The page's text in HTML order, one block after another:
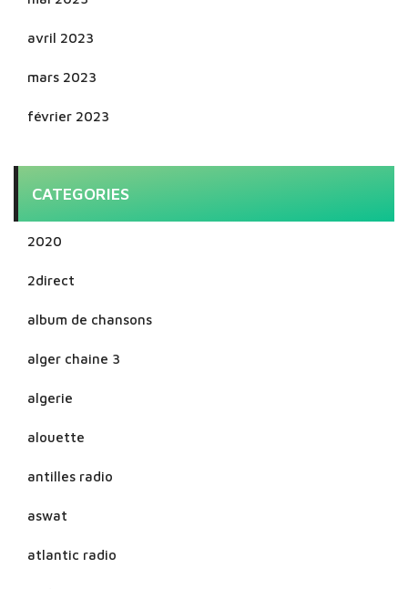
avril 2023
mars 2023
février 2023
CATEGORIES
2020
2direct
album de chansons
alger chaine 3
algerie
alouette
antilles radio
aswat
atlantic radio